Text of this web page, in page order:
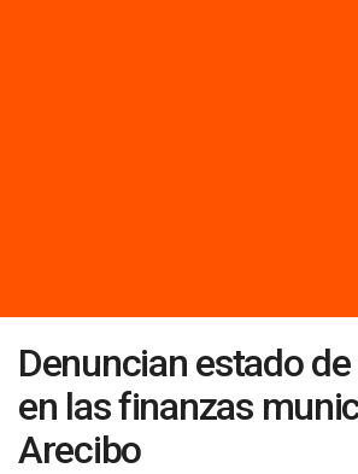
Denuncian estado
en las finanzas
Arecibo